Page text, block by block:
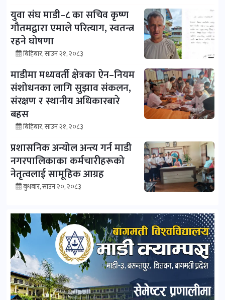
युवा संघ माडी–८ का सचिव कृष्ण
गौतमद्वारा एमाले परित्याग, स्वतन्त्र
रहने घोषणा
बिहिबार, साउन २१, २०८३
माडीमा मध्यवर्ती क्षेत्रका ऐन–नियम
संशोधनका लागि सुझाव संकलन,
संरक्षण र स्थानीय अधिकारबारे
बहस
बिहिबार, साउन २१, २०८३
प्रशासनिक अन्योल अन्त्य गर्न माडी
नगरपालिकाका कर्मचारीहरूको
नेतृत्वलाई सामूहिक आग्रह
बुधबार, साउन २०, २०८३